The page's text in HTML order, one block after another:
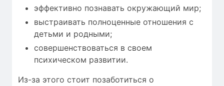
эффективно познавать окружающий мир;
выстраивать полноценные отношения с
детьми и родными;
совершенствоваться в своем
психическом развитии.
Из-за этого стоит позаботиться о